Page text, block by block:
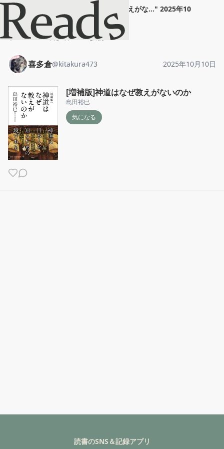
[増補版]神道はなぜ教えがな..." 2025年10
月10日
ホーム
喜多倉 投稿
喜多倉@kitakura473 2025年10月10日
[増補版]神道はなぜ教えがないのか
島田裕巳
気になる
読書のSNS＆記録アプリ